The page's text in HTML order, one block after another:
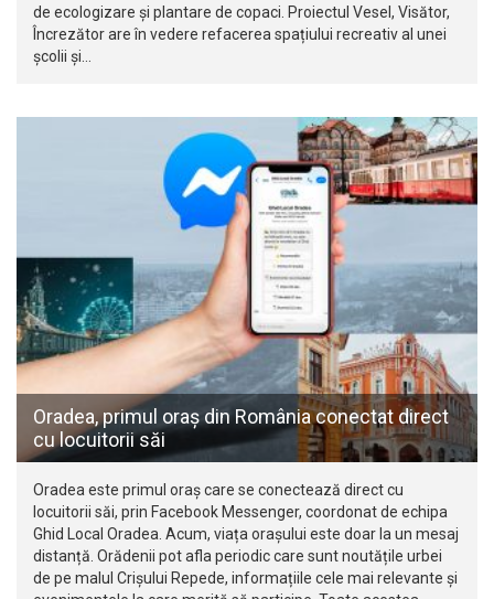
de ecologizare și plantare de copaci. Proiectul Vesel, Visător,
Încrezător are în vedere refacerea spațiului recreativ al unei
școlii și…
Oradea, primul oraș din România conectat direct
cu locuitorii săi
Oradea este primul oraș care se conectează direct cu
locuitorii săi, prin Facebook Messenger, coordonat de echipa
Ghid Local Oradea. Acum, viața orașului este doar la un mesaj
distanță. Orădenii pot afla periodic care sunt noutățile urbei
de pe malul Crișului Repede, informațiile cele mai relevante și